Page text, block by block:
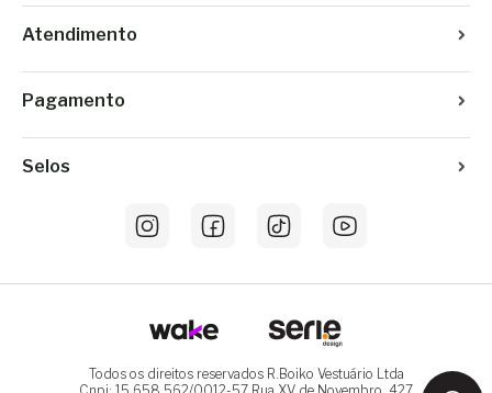
Atendimento
Pagamento
Selos
Todos os direitos reservados R.Boiko Vestuário Ltda